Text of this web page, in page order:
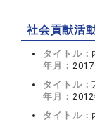
社会貢献活
タイトル：
年月：
タイトル：
年月： 2012
タイトル：